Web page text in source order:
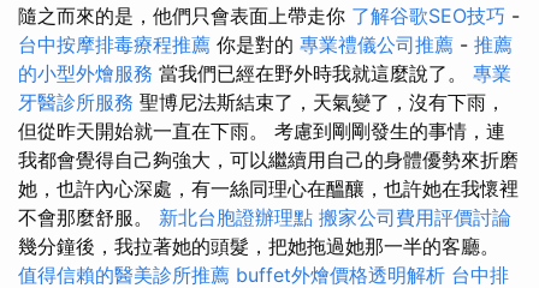
隨之而來的是，他們只會表面上帶走你 了解谷歌SEO技巧 -
台中按摩排毒療程推薦 你是對的 專業禮儀公司推薦 - 推薦
的小型外燴服務 當我們已經在野外時我就這麼說了。 專業
牙醫診所服務 聖博尼法斯結束了，天氣變了，沒有下雨，
但從昨天開始就一直在下雨。 考慮到剛剛發生的事情，連
我都會覺得自己夠強大，可以繼續用自己的身體優勢來折磨
她，也許內心深處，有一絲同理心在醞釀，也許她在我懷裡
不會那麼舒服。 新北台胞證辦理點 搬家公司費用評價討論
幾分鐘後，我拉著她的頭髮，把她拖過她那一半的客廳。
值得信賴的醫美診所推薦 buffet外燴價格透明解析 台中排